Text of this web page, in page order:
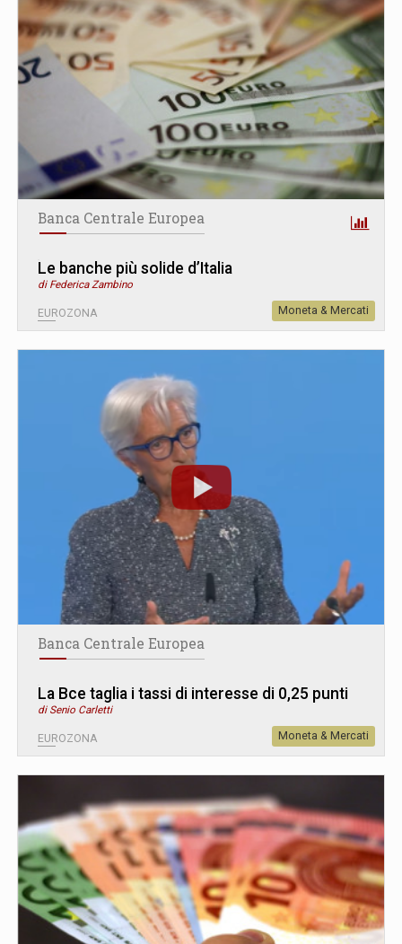
Banca Centrale Europea
Le banche più solide d’Italia
di Federica Zambino
EUROZONA Moneta & Mercati
Banca Centrale Europea
La Bce taglia i tassi di interesse di 0,25 punti
di Senio Carletti
EUROZONA Moneta & Mercati